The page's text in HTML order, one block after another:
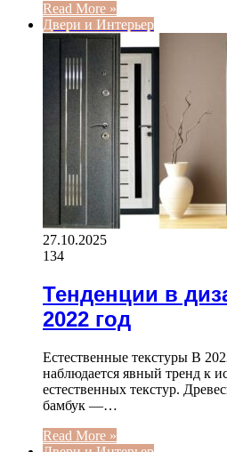
Read More »
Двери и Интерьер
27.10.2025
134
Тенденции в
2022 год
Естественные текстуры В
наблюдается явный тренд к
естественных текстур.
бамбук —…
Read More »